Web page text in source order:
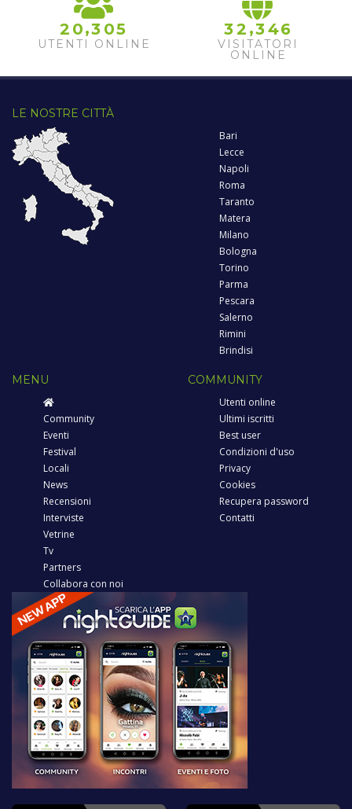
2 0,3 05
UTENTI ONLINE
32 ,346
VISITATORI
ONLINE
LE NOSTRE CITTÀ
Bari
Lecce
Napoli
Roma
Taranto
Matera
Milano
Bologna
Torino
Parma
Pescara
Salerno
Rimini
Brindisi
MENU
Community
Eventi
Festival
Locali
News
Recensioni
Interviste
Vetrine
Tv
Partners
Collabora con noi
COMMUNITY
Utenti online
Ultimi iscritti
Best user
Condizioni d'uso
Privacy
Cookies
Recupera password
Contatti